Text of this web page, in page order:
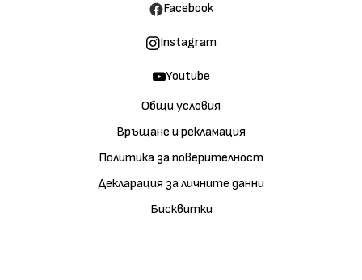
Общи условия
Връщане и рекламация
Политика за поверителност
Декларация за личните данни
Бисквитки
Facebook
Instagram
Youtube